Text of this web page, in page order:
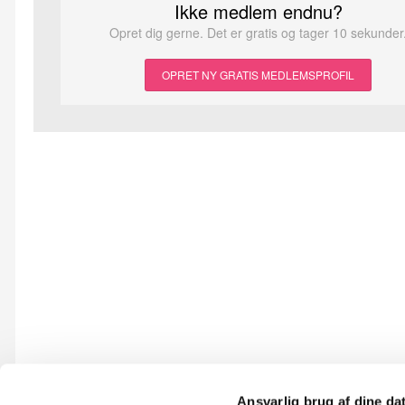
Ansvarlig brug af dine
Ikke medlem endnu?
Opret dig gerne. Det er gratis og tager 10 sekunder.
OPRET NY GRATIS MEDLEMSPROFIL